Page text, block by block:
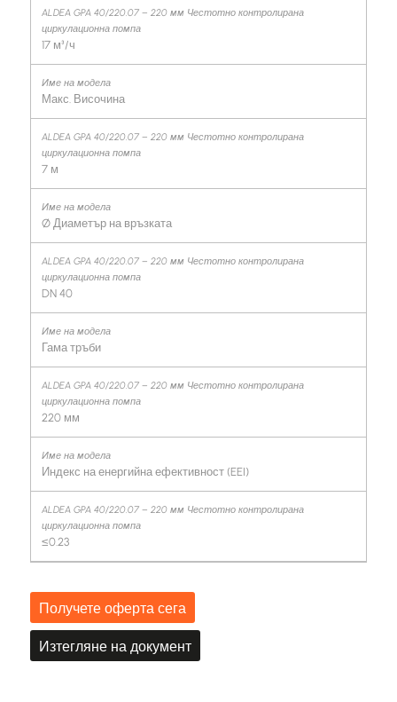
17 м³/ч
Макс. Височина
7 м
Ø Диаметър на връзката
DN 40
Гама тръби
220 мм
Индекс на енергийна ефективност (EEI)
≤0.23
Получете оферта сега
Изтегляне на документ